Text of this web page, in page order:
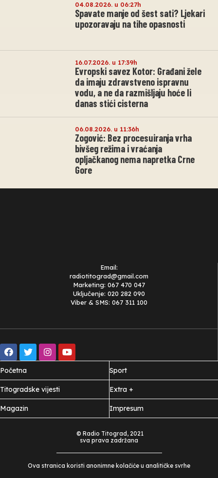
04.08.2026. u 06:27h
Spavate manje od šest sati? Ljekari
upozoravaju na tihe opasnosti
16.07.2026. u 17:39h
Evropski savez Kotor: Građani žele
da imaju zdravstveno ispravnu
vodu, a ne da razmišljaju hoće li
danas stići cisterna
06.08.2026. u 11:36h
Zogović: Bez procesuiranja vrha
bivšeg režima i vraćanja
opljačkanog nema napretka Crne
Gore
Email:
radiotitograd@gmail.com
Marketing: 067 470 047
Uključenje: 020 282 090
Viber & SMS: 067 311 100
Početna
Titogradske vijesti
Magazin
Sport
Extra +
Impresum
© Radio Titograd, 2021
sva prava zadržana
Ova stranica koristi anonimne kolačiće u analitičke svrhe